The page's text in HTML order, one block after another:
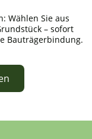
Wählen Sie aus
– sofort
Bauträgerbindung.